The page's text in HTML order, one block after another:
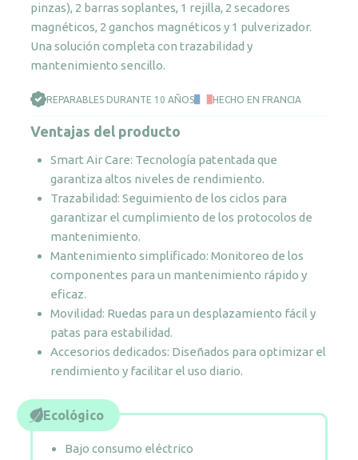
pinzas), 2 barras soplantes, 1 rejilla, 2 secadores
magnéticos, 2 ganchos magnéticos y 1 pulverizador.
Una solución completa con trazabilidad y
mantenimiento sencillo.
REPARABLES DURANTE 10 AÑOS HECHO EN FRANCIA
Ventajas del producto
Smart Air Care: Tecnología patentada que
garantiza altos niveles de rendimiento.
Trazabilidad: Seguimiento de los ciclos para
garantizar el cumplimiento de los protocolos de
mantenimiento.
Mantenimiento simplificado: Monitoreo de los
componentes para un mantenimiento rápido y
eficaz.
Movilidad: Ruedas para un desplazamiento fácil y
patas para estabilidad.
Accesorios dedicados: Diseñados para optimizar el
rendimiento y facilitar el uso diario.
Ecológico
Bajo consumo eléctrico